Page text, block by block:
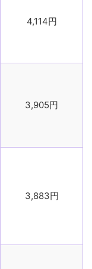
4,114円
3,905円
3,883円